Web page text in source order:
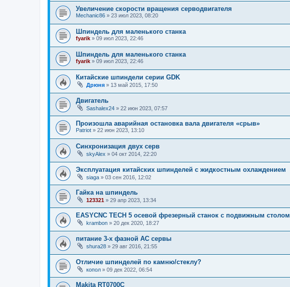
Увеличение скорости вращения серводвигателя
Mechanic86 » 23 июл 2023, 08:20
Шпиндель для маленького станка
fyarik » 09 июл 2023, 22:46
Шпиндель для маленького станка
fyarik » 09 июл 2023, 22:46
Китайские шпиндели серии GDK
Дрюня » 13 май 2015, 17:50
Двигатель
Sashalex24 » 22 июн 2023, 07:57
Произошла аварийная остановка вала двигателя «срыв»
Patriot » 22 июн 2023, 13:10
Синхронизация двух серв
skyAlex » 04 окт 2014, 22:20
Эксплуатация китайских шпинделей с жидкостным охлаждением
siaga » 03 сен 2016, 12:02
Гайка на шпиндель
123321 » 29 апр 2023, 13:34
EASYCNC TECH 5 осевой фрезерный станок с подвижным столом
krambon » 20 дек 2020, 18:27
питание 3-х фазной AC сервы
shura28 » 29 авг 2016, 21:55
Отличие шпинделей по камню/стеклу?
копол » 09 дек 2022, 06:54
Makita RT0700C